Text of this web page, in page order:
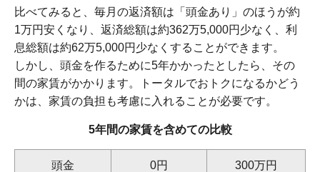
比べてみると、毎月の返済額は「頭金あり」のほうが約
1万円安くなり、返済総額は約362万5,000円少なく、利
息総額は約62万5,000円少なくすることができます。
しかし、頭金を作るために5年かかったとしたら、その
間の家賃がかかります。トータルでおトクになるかどう
かは、家賃の負担も考慮に入れることが必要です。
5年間の家賃を含めての比較
頭金 0円 300万円